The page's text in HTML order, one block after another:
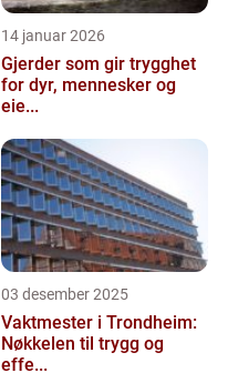
14 januar 2026
Gjerder som gir trygghet
for dyr, mennesker og
eie...
03 desember 2025
Vaktmester i Trondheim:
Nøkkelen til trygg og
effe...